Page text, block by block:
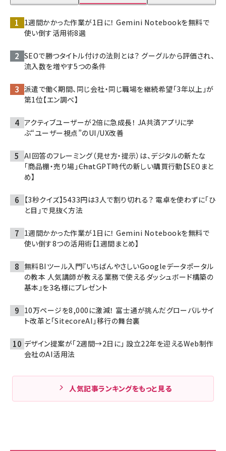
1週間かかった作業が1日に！ Gemini Notebookを無料で
使い倒す活用術8選
SEOで勝つタイトル付けの法則とは？ グーグルから評価され、
流入数を増やす5つの条件
派遣で働く期間、同じ会社・同じ職場を継続希望「3年以上」が
第1位【エン調べ】
アクティブユーザーが2倍に急成長！ JA共済アプリに学
ぶ“ユーザー視点”のUI/UX改善
AI回答のフレーミング（見せ方・提示）は、デジタルの新たな
「商品棚・売り場」――ChatGPT時代の新しい購買行動【SEOまと
め】
【3秒クイズ】5433円は3人で割り切れる？ 電卓を使わずに「ひ
と目」で見抜く方法
1週間かかった作業が1日に！ Gemini Notebookを無料で
使い倒す8つの活用術【1週間まとめ】
無料BIツール入門『いちばんやさしいGoogleデータポータル
の教本 人気講師が教える業務で使えるダッシュボード構築の
基本』を3名様にプレゼント
10万ページを8,000に激減！ 富士通が挑んだグローバルサイ
ト改革と「SitecoreAI」移行の舞台裏
デザイン提案が「2週間→2日に」 設立22年を迎えるWeb制作
会社のAI活用法
人気記事ランキングをもっと見る